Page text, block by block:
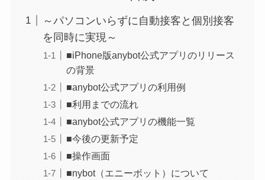
～パソコンいらずに自動接客と個別接客
を同時に実現～
■iPhone版anybot公式アプリのリリース
の背景
■anybot公式アプリの利用例
■利用までの流れ
■anybot公式アプリの機能一覧
■今後の更新予定
■操作画面
■nybot（エニーボット）について